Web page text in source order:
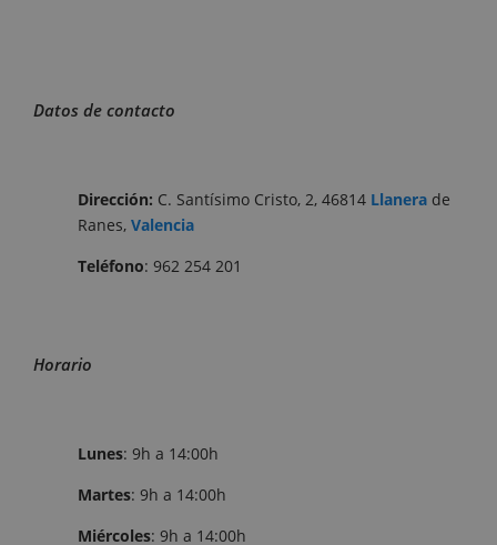
Datos de contacto
Dirección: C. Santísimo Cristo, 2, 46814 Llanera de
Ranes, Valencia
Teléfono: 962 254 201
Horario
Lunes: 9h a 14:00h
Martes: 9h a 14:00h
Miércoles: 9h a 14:00h